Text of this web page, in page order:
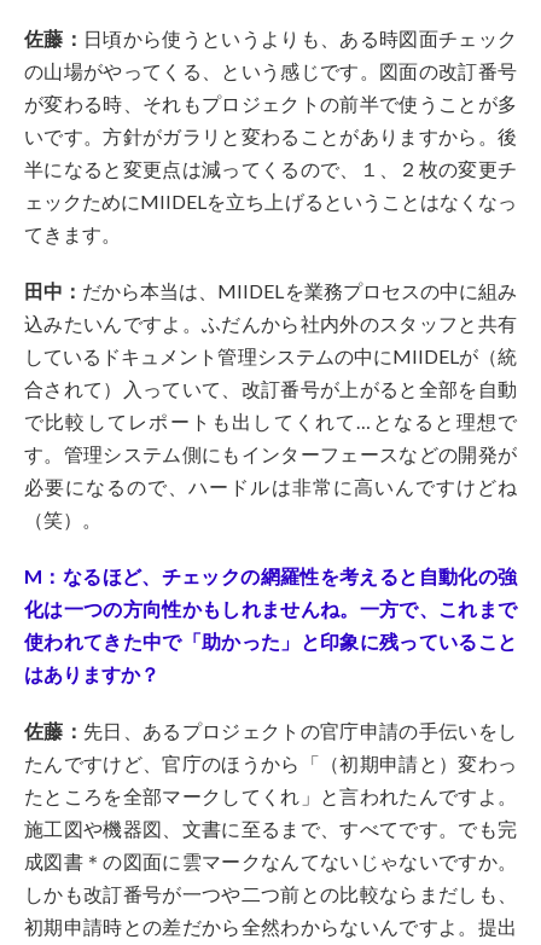
佐藤： 日頃から使うというよりも、ある時図面チェック
の山場がやってくる、という感じです。図面の改訂番号
が変わる時、それもプロジェクトの前半で使うことが多
いです。方針がガラリと変わることがありますから。後
半になると変更点は減ってくるので、１、２枚の変更チ
ェックためにMIIDELを立ち上げるということはなくなっ
てきます。
田中： だから本当は、MIIDELを業務プロセスの中に組み
込みたいんですよ。ふだんから社内外のスタッフと共有
しているドキュメント管理システムの中にMIIDELが（統
合されて）入っていて、改訂番号が上がると全部を自動
で比較してレポートも出してくれて…となると理想で
す。管理システム側にもインターフェースなどの開発が
必要になるので、ハードルは非常に高いんですけどね
（笑）。
M：なるほど、チェックの網羅性を考えると自動化の強
化は一つの方向性かもしれませんね。一方で、これまで
使われてきた中で「助かった」と印象に残っていること
はありますか？
佐藤： 先日、あるプロジェクトの官庁申請の手伝いをし
たんですけど、官庁のほうから「（初期申請と）変わっ
たところを全部マークしてくれ」と言われたんですよ。
施工図や機器図、文書に至るまで、すべてです。でも完
成図書＊の図面に雲マークなんてないじゃないですか。
しかも改訂番号が一つや二つ前との比較ならまだしも、
初期申請時との差だから全然わからないんですよ。提出